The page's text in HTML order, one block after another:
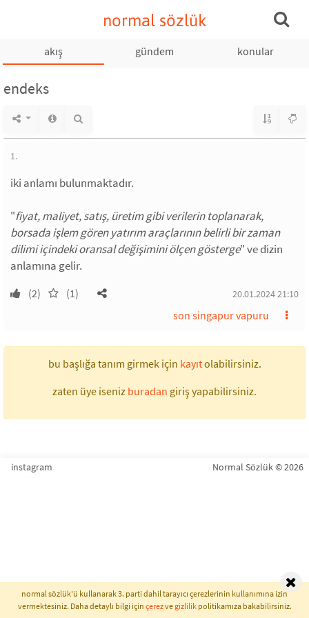
normal sözlük
akış gündem konular
endeks
1.
iki anlamı bulunmaktadır.
"fiyat, maliyet, satış, üretim gibi verilerin toplanarak,
borsada işlem gören yatırım araçlarının belirli bir zaman
dilimi içindeki oransal değişimini ölçen gösterge" ve dizin
anlamına gelir.
(2) (1) 20.01.2024 21:10
son singapur vapuru
bu başlığa tanım girmek için kayıtolabilirsiniz.
zaten üye iseniz buradan giriş yapabilirsiniz.
instagram Normal Sözlük © 2026
normal sözlük'ü kullanarak 3. parti dahil tarayıcı çerezlerinin kullanımına izin
vermektesiniz. Daha detaylı bilgi için çerezvegizlilikpolitikamıza bakabilirsiniz.